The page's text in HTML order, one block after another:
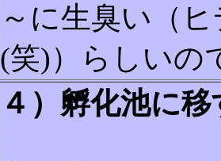
～に生臭い（
(笑)）らしいの
４）孵化池に移